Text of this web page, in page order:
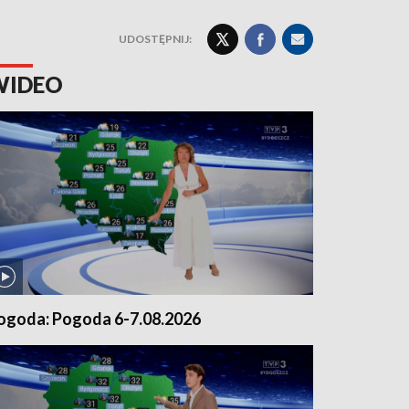
UDOSTĘPNIJ:
Pogoda 6-7.08.2026